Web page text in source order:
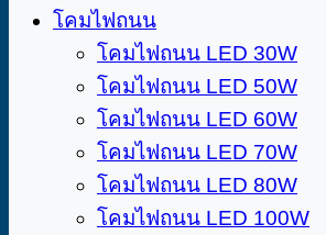
โคมไฟถนน
โคมไฟถนน LED 30W
โคมไฟถนน LED 50W
โคมไฟถนน LED 60W
โคมไฟถนน LED 70W
โคมไฟถนน LED 80W
โคมไฟถนน LED 100W